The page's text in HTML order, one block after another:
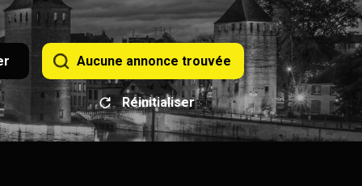
Aucune annonce trouvée
Réinitialiser